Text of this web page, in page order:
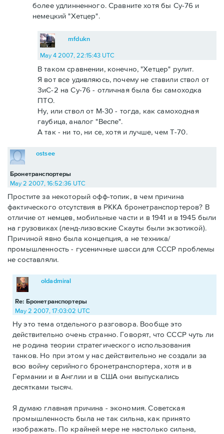
более удлинненного. Сравните хотя бы Су-76 и
немецкий "Хетцер".
mfdukn
May 4 2007, 22:15:43 UTC
В таком сравнении, конечно, "Хетцер" рулит.
Я вот все удивляюсь, почему не ставили ствол от
ЗиС-2 на Су-76 - отличная была бы самоходка
ПТО.
Ну, или ствол от М-30 - тогда, как самоходная
гаубица, аналог "Веспе".
А так - ни то, ни се, хотя и лучше, чем Т-70.
Бронетранспортеры
ostsee
May 2 2007, 16:52:36 UTC
Простите за некоторый офф-топик, в чем причина
фактического отсутствия в РККА бронетранспортеров? В
отличие от немцев, мобильные части и в 1941 и в 1945 были
на грузовиках (ленд-лизовские Скауты были экзотикой).
Причиной явно была концепция, а не техника/
промышленность - гусеничные шасси для СССР проблемы
не составляли.
Re: Бронетранспортеры
oldadmiral
May 2 2007, 17:03:02 UTC
Ну это тема отдельного разговора. Вообще это
действительно очень странно. Говорят, что СССР чуть ли
не родина теории стратегического использования
танков. Но при этом у нас действительно не создали за
всю войну серийного бронетранспортера, хотя и в
Германии и в Англии и в США они выпускались
десятками тысяч.
Я думаю главная причина - экономия. Советская
промышленность была не так сильна, как принято
изображать. По крайней мере не настолько сильна,